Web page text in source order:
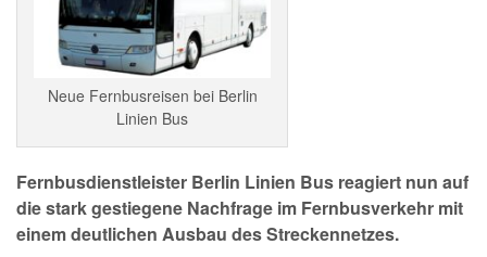
Neue Fernbusreisen bei Berlin
Linien Bus
Fernbusdienstleister Berlin Linien Bus reagiert nun auf
die stark gestiegene Nachfrage im Fernbusverkehr mit
einem deutlichen Ausbau des Streckennetzes.